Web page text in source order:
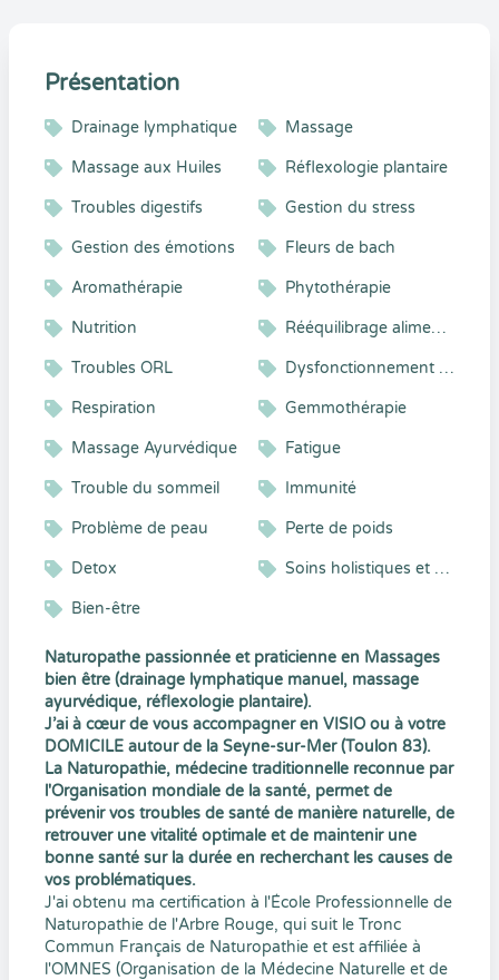
Présentation
Drainage lymphatique Massage
Massage aux Huiles Réflexologie plantaire
Troubles digestifs Gestion du stress
Gestion des émotions Fleurs de bach
Aromathérapie Phytothérapie
Nutrition Rééquilibrage alimentaire
Troubles ORL Dysfonctionnement Hormonaux
Respiration Gemmothérapie
Massage Ayurvédique Fatigue
Trouble du sommeil Immunité
Problème de peau Perte de poids
Detox Soins holistiques et Ayurvéda
Bien-être
Naturopathe passionnée et praticienne en Massages
bien être (drainage lymphatique manuel, massage
ayurvédique, réflexologie plantaire).
J’ai à cœur de vous accompagner en VISIO ou à votre
DOMICILE autour de la Seyne-sur-Mer (Toulon 83).
La Naturopathie, médecine traditionnelle reconnue par
l'Organisation mondiale de la santé, permet de
prévenir vos troubles de santé de manière naturelle, de
retrouver une vitalité optimale et de maintenir une
bonne santé sur la durée en recherchant les causes de
vos problématiques.
J'ai obtenu ma certification à l'École Professionnelle de
Naturopathie de l'Arbre Rouge, qui suit le Tronc
Commun Français de Naturopathie et est affiliée à
l'OMNES (Organisation de la Médecine Naturelle et de